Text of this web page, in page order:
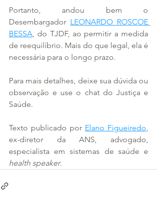
Portanto, andou bem o
Desembargador LEONARDO ROSCOE
BESSA, do TJDF, ao permitir a medida
de reequilíbrio. Mais do que legal, ela é
necessária para o longo prazo.
Para mais detalhes, deixe sua dúvida ou
observação e use o chat do Justiça e
Saúde.
Texto publicado por Elano Figueiredo,
ex-diretor da ANS, advogado,
health speaker.